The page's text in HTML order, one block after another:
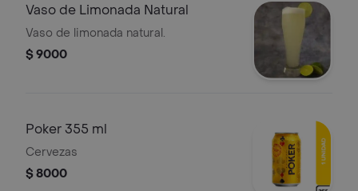
Vaso de Limonada Natural
Vaso de limonada natural.
$ 9000
Poker 355 ml
Cervezas
$ 8000